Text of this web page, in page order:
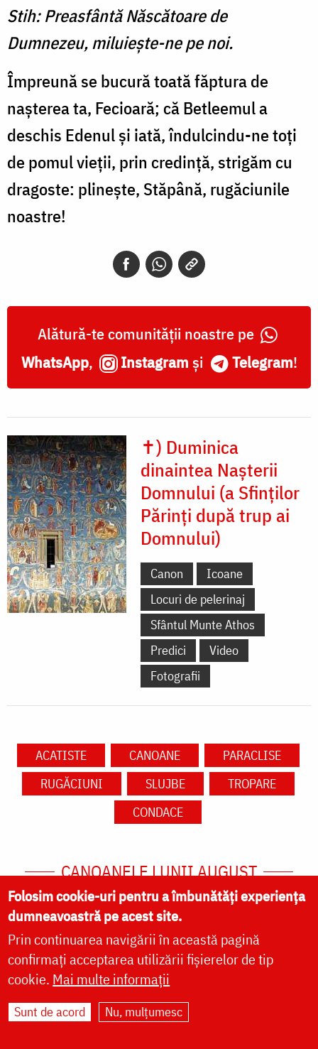
Stih: Preasfântă Născătoare de
Dumnezeu, miluieşte-ne pe noi.
Împreună se bucură toată făptura de
naşterea ta, Fecioară; că Betleemul a
deschis Edenul şi iată, îndulcindu-ne toţi
de po­mul vieţii, prin credinţă, stri­găm cu
dragoste: plineşte, Stă­până, rugăciunile
noastre!
Alătură-te comunității noastre pe
WhatsApp, Instagram și Telegram!
✝) Duminica
dinaintea Nașterii
Domnului (a Sfinților
Părinți după trup ai
Domnului)
Canon
Icoane
Locuri de pelerinaj
Sfântul Munte Athos
Predici
Video
Fotografii
ACATISTE CANOANE
PARACLISE
RUGĂCIUNI
SLUJBE
TROPARE
CONDACE
CANOANELE LUNII AUGUST
Canon de rugăciune către Sfinţii 7 fraţi Macabei,
mama lor Solomoni şi dascălul lor Eleazar
August
Canon de rugăciune la Praznicul Scoaterii Sfintei
Cruci- 1 August
Canon de rugăciune la Sfântul Mucenic Ștefan
Folosim cookie-uri pentru a îmbunătăți experiența
dumneavoastră pe acest site.
Prin continuarea navigării în această pagină
confirmați acceptarea utilizării fișierelor de tip
cookie. Mai multe informații
Sunt de acord Nu, mulțumesc